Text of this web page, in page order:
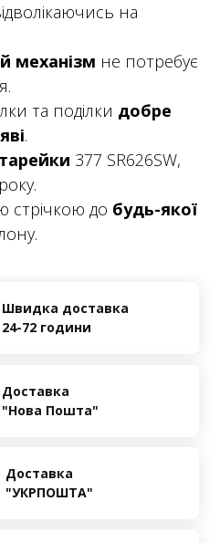
на
механізм не потребує
та поділки добре
.
377 SR626SW,
стрічкою до будь-якої
Швидка доставка
24-72 години
Доставка
"Нова Пошта"
Доставка
"УКРПОШТА"